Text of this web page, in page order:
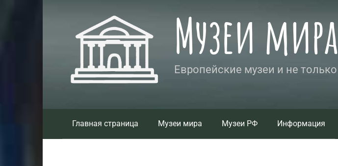
Музеи мира
Европейские музеи и не только
Главная страница Музеи мира Музеи РФ Информация